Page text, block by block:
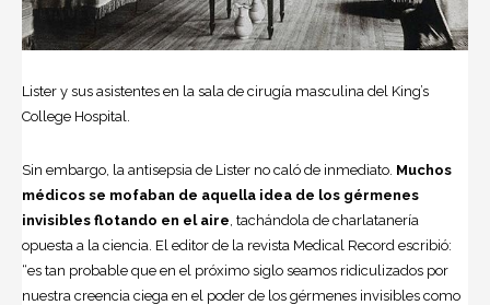
Lister y sus asistentes en la sala de cirugía masculina del King’s
College Hospital.
Sin embargo, la antisepsia de Lister no caló de inmediato. Muchos
médicos se mofaban de aquella idea de los gérmenes
invisibles flotando en el aire , tachándola de charlatanería
opuesta a la ciencia . El editor de la revista Medical Record escribió:
“es tan probable que en el próximo siglo seamos ridiculizados por
nuestra creencia ciega en el poder de los gérmenes invisibles como